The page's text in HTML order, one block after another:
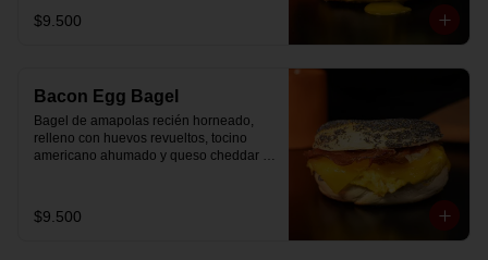
$9.500
Bacon Egg Bagel
Bagel de amapolas recién horneado,
relleno con huevos revueltos, tocino
americano ahumado y queso cheddar
$9.500